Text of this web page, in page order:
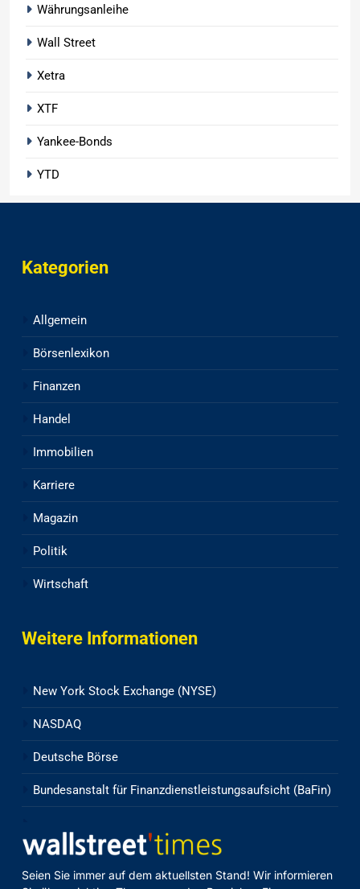
Währungsanleihe
Wall Street
Xetra
XTF
Yankee-Bonds
YTD
Kategorien
Allgemein
Börsenlexikon
Finanzen
Handel
Immobilien
Karriere
Magazin
Politik
Wirtschaft
Weitere Informationen
New York Stock Exchange (NYSE)
NASDAQ
Deutsche Börse
Bundesanstalt für Finanzdienstleistungsaufsicht (BaFin)
Seien Sie immer auf dem aktuellsten Stand! Wir informieren